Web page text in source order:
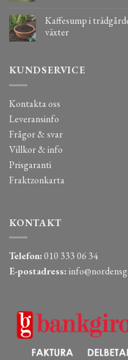
Kaffesump i
växter
KUNDSERVICE
Kontakta oss
Leveransinfo
Frågor & svar
Villkor & info
Prisgaranti
Fraktzonkarta
KONTAKT
Telefon:010 333 06 34
E-postadress: